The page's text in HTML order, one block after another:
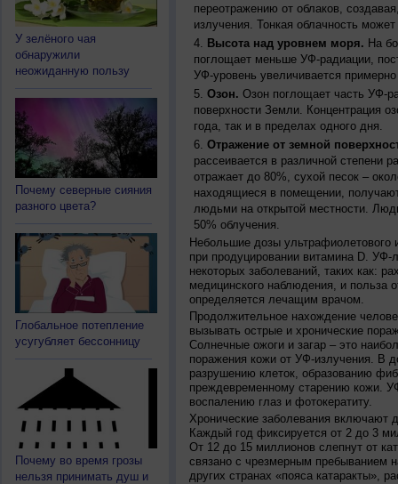
У зелёного чая
обнаружили
неожиданную пользу
Почему северные сияния
разного цвета?
Глобальное потепление
усугубляет бессонницу
Почему во время грозы
нельзя принимать душ и
переотражению от облаков,
излучения. Тонкая облачность
Высота над уровнем моря. На
поглощает меньше УФ-радиации,
УФ-уровень увеличивается
Озон. Озон поглощает часть УФ-
поверхности Земли. Концентрация
года, так и в пределах одного дня.
Отражение от земной
рассеивается в различной степени
отражает до 80%, сухой песок –
находящиеся в помещении,
людьми на открытой местности.
50% облучения.
Небольшие дозы ультрафиолетового
при продуцировании витамина D.
некоторых заболеваний, таких как:
медицинского наблюдения, и польза
определяется лечащим врачом.
Продолжительное нахождение
вызывать острые и хронические
Солнечные ожоги и загар – это
поражения кожи от УФ-излучения. В
разрушению клеток, образованию
преждевременному старению кожи.
воспалению глаз и фотокератиту.
Хронические заболевания включают
Каждый год фиксируется от 2 до 3
От 12 до 15 миллионов слепнут от
связано с чрезмерным пребыванием
других странах «пояса катаракты»,